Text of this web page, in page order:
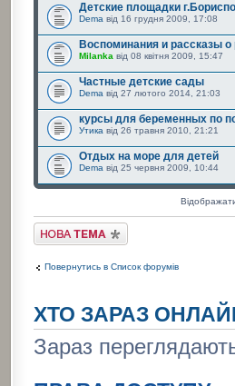
Детские площадки
Dema від 16 грудня 2009, 17:08
Воспоминания и рассказы
Milanka від 08 квітня 2009, 15:47
Частные детские сады
Dema від 27 лютого 2014, 21:03
курсы для беременных по
Утика від 26 травня 2010, 21:21
Отдых на море для детей
Dema від 25 червня 2009, 10:44
Створити нову тему
Повернутись в Список форумів
ХТО ЗАРАЗ
Зараз